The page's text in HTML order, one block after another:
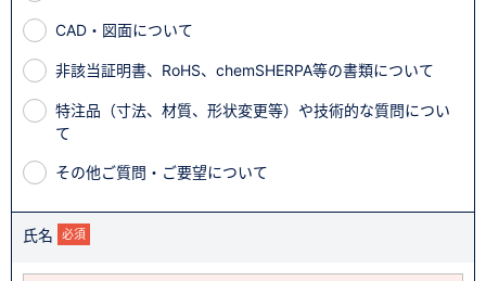
CAD・図面について
非該当証明書、RoHS、chemSHERPA等の書類について
特注品（寸法、材質、形状変更等）や技術的な質問につい
て
その他ご質問・ご要望について
氏名 必須